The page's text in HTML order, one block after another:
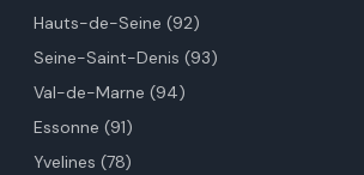
Hauts-de-Seine (92)
Seine-Saint-Denis (93)
Val-de-Marne (94)
Essonne (91)
Yvelines (78)